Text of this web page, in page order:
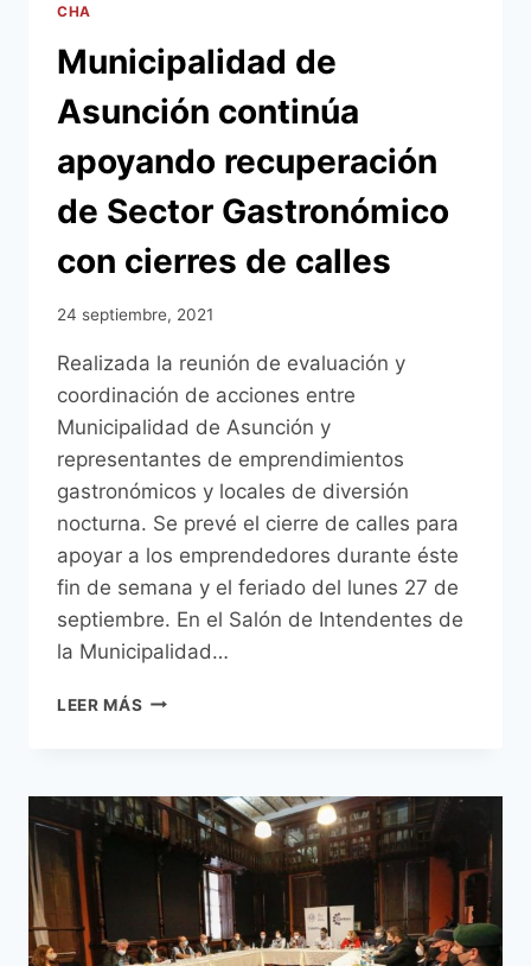
MURALES
CHA
Municipalidad de
Asunción continúa
apoyando recuperación
de Sector Gastronómico
con cierres de calles
24 septiembre, 2021
Realizada la reunión de evaluación y
coordinación de acciones entre
Municipalidad de Asunción y
representantes de emprendimientos
gastronómicos y locales de diversión
nocturna. Se prevé el cierre de calles para
apoyar a los emprendedores durante éste
fin de semana y el feriado del lunes 27 de
septiembre. En el Salón de Intendentes de
la Municipalidad…
LEER MÁS MUNICIPALIDAD
APOYANDO
RECUPERACIÓN
SECTOR
GASTRONÓMICO
CON
CIERRES